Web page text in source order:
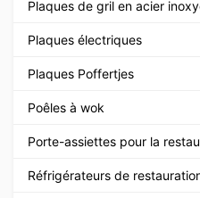
Plaques de gril en acier
Plaques électriques
Plaques Poffertjes
Poêles à wok
Porte-assiettes pour la
Réfrigérateurs de